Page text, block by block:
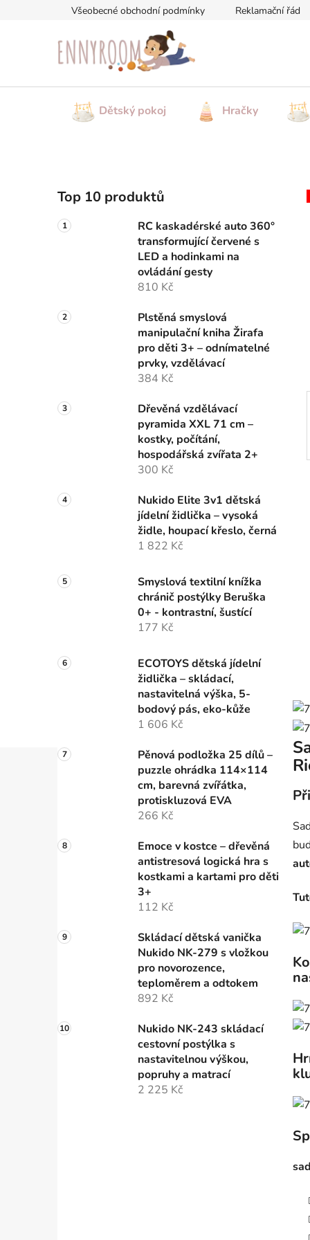
Všeobecné obchodní podmínky Reklamační řád
Dětský pokoj Hračky
o
s
t
n
í
e
l
Top 10 produktů
RC kaskadérské auto 360°
transformující červené s
LED a hodinkami na
ovládání gesty
810 Kč
Plstěná smyslová
manipulační kniha Žirafa
pro děti 3+ – odnímatelné
prvky, vzdělávací
384 Kč
Dřevěná vzdělávací
pyramida XXL 71 cm –
kostky, počítání,
hospodářská zvířata 2+
300 Kč
Nukido Elite 3v1 dětská
jídelní židlička – vysoká
židle, houpací křeslo, černá
1 822 Kč
Smyslová textilní knížka
chránič postýlky Beruška
0+ - kontrastní, šustící
177 Kč
ECOTOYS dětská jídelní
židlička – skládací,
nastavitelná výška, 5-
bodový pás, eko-kůže
1 606 Kč
Pěnová podložka 25 dílů –
puzzle ohrádka 114×114
cm, barevná zvířátka,
protiskluzová EVA
266 Kč
Emoce v kostce – dřevěná
antistresová logická hra s
kostkami a kartami pro děti
3+
112 Kč
Skládací dětská vanička
Nukido NK-279 s vložkou
pro novorozence,
teploměrem a odtokem
892 Kč
Nukido NK-243 skládací
cestovní postýlka s
nastavitelnou výškou,
popruhy a matrací
2 225 Kč